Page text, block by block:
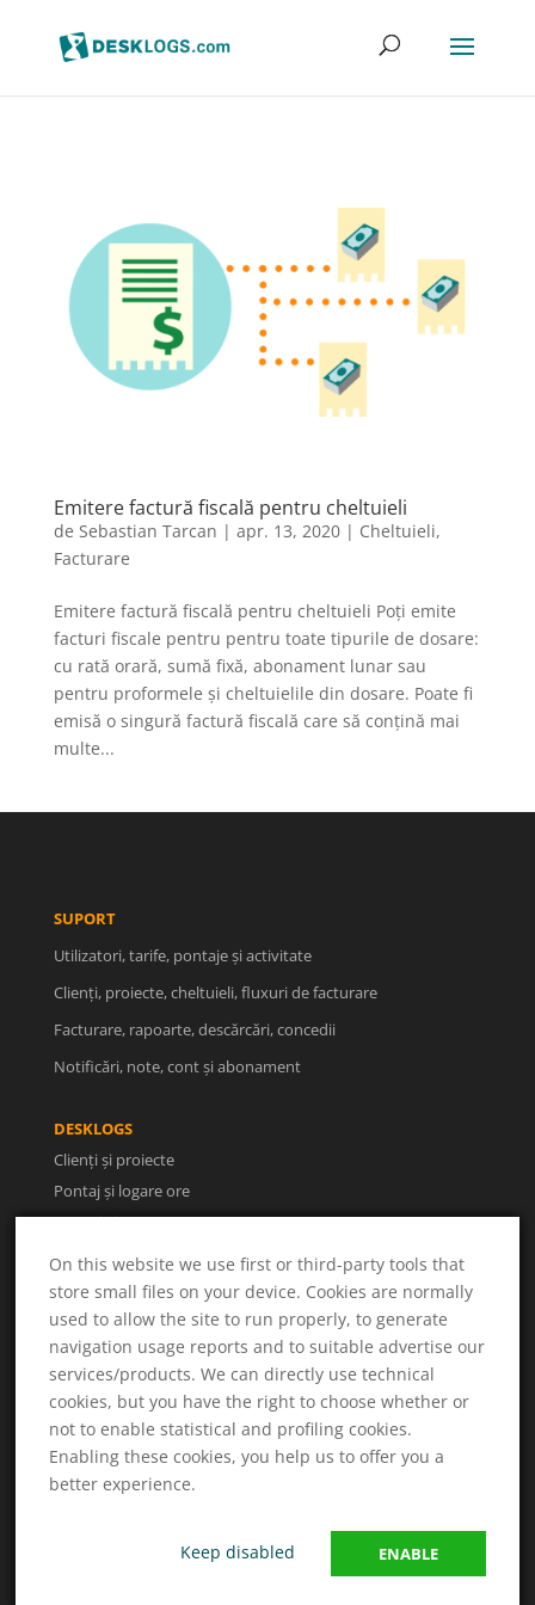
Emitere factură fiscală pentru cheltuieli
de Sebastian Tarcan | apr. 13, 2020| Cheltuieli,
Facturare
Emitere factură fiscală pentru cheltuieli Poți emite
facturi fiscale pentru pentru toate tipurile de dosare:
cu rată orară, sumă fixă, abonament lunar sau
pentru proformele și cheltuielile din dosare. Poate fi
emisă o singură factură fiscală care să conțină mai
multe...
SUPORT
Utilizatori, tarife, pontaje și activitate
Clienți, proiecte, cheltuieli, fluxuri de facturare
Facturare, rapoarte, descărcări, concedii
Notificări, note, cont și abonament
DESKLOGS
Clienți și proiecte
Pontaj și logare ore
Facturi și rapoarte
Utilizatori și concedii
UTILE
Despre noi
Termeni și condiții
Politica de confidențialitate
Soluționarea litigiilor
© 2026 DESKLOGS / Desklogs Tracking
On this website we use first or third-party tools that
store small files on your device. Cookies are normally
used to allow the site to run properly, to generate
navigation usage reports and to suitable advertise our
services/products. We can directly use technical
cookies, but you have the right to choose whether or
not to enable statistical and profiling cookies.
Enabling these cookies, you help us to offer you a
better experience.
ENABLE
Keep disabled